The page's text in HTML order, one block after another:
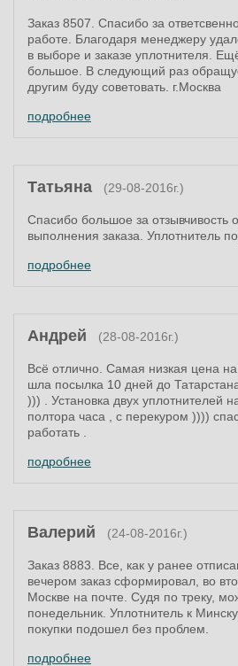
Заказ 8507. Спасибо за
работе. Благодаря менеджеру
в выборе и заказе уплотнителя.
большое. В следующий раз
другим буду советовать. г.Москва
подробнее
Татьяна (29-08-2016г.)
Спасибо большое за отзывчивость
выполнения заказа. Уплотнитель
подробнее
Андрей (28-08-2016г.)
Всё отлично. Самая низкая цена
шла посылка 10 дней до
))) . Установка двух уплотнителей
полтора часа , с перекуром ))))
работать .
подробнее
Валерий (24-08-2016г.)
Заказ 8883. Все, как у ранее
вечером заказ сформировал, во
Москве на почте. Судя по треку,
понедельник. Уплотнитель к
покупки подошел без проблем.
подробнее